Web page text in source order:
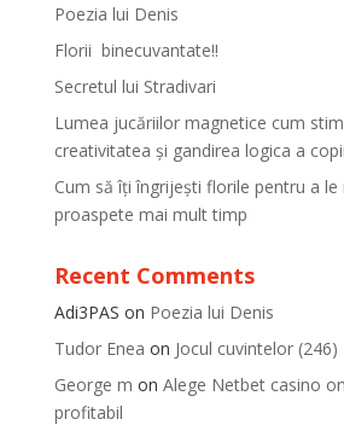
Poezia lui Denis
Florii binecuvantate!!
Secretul lui Stradivari
Lumea jucăriilor magnetice cum
creativitatea și gandirea logica a
Cum să îți îngrijești florile pentru a le
proaspete mai mult timp
Recent Comments
Adi3PAS on Poezia lui Denis
Tudor Enea on Jocul cuvintelor (246)
George m on Alege Netbet casino
profitabil